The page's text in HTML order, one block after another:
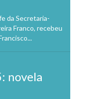
da Secretaria-
Franco, recebeu
novela